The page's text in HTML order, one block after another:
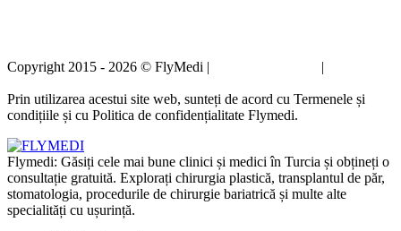
Copyright 2015 - 2026 © FlyMedi | |
Prin utilizarea acestui site web, sunteți de acord cu Termenele și
condițiile și cu Politica de confidențialitate Flymedi.
Flymedi: Găsiți cele mai bune clinici și medici în Turcia și obțineți o
consultație gratuită. Explorați chirurgia plastică, transplantul de păr,
stomatologia, procedurile de chirurgie bariatrică și multe alte
specialități cu ușurință.